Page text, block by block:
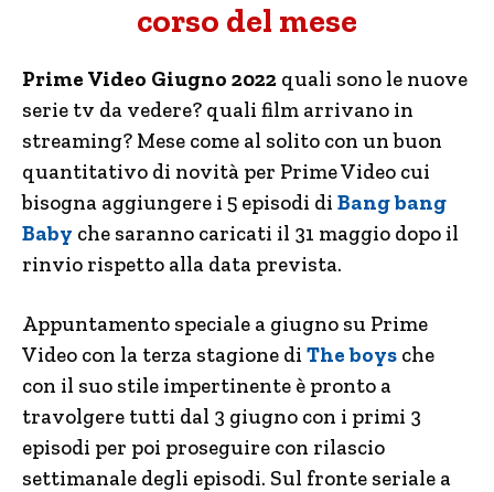
corso del mese
Prime Video Giugno 2022 quali sono le nuove
serie tv da vedere? quali film arrivano in
streaming? Mese come al solito con un buon
quantitativo di novità per Prime Video cui
bisogna aggiungere i 5 episodi di Bang bang
Baby che saranno caricati il 31 maggio dopo il
rinvio rispetto alla data prevista.
Appuntamento speciale a giugno su Prime
Video con la terza stagione di The boys che
con il suo stile impertinente è pronto a
travolgere tutti dal 3 giugno con i primi 3
episodi per poi proseguire con rilascio
settimanale degli episodi. Sul fronte seriale a